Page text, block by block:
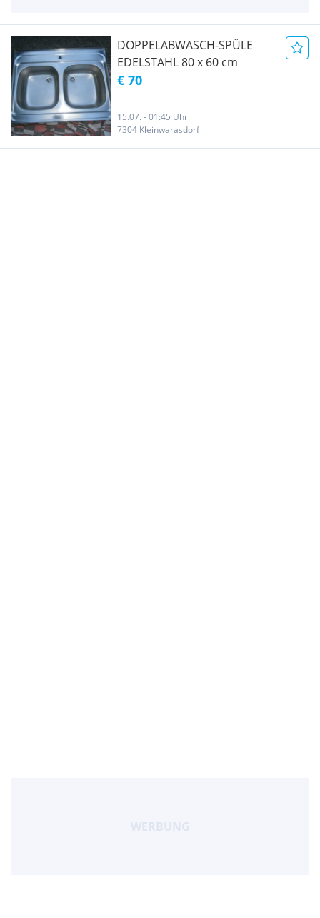
DOPPELABWASCH-SPÜLE
EDELSTAHL 80 x 60 cm
€ 70
15.07. - 01:45 Uhr
7304 Kleinwarasdorf